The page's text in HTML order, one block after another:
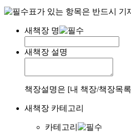
표가 있는 항목은 반드시 기
새책장 명
새책장 설명
책장설명은 [내 책장/책장목
새책장 카테고리
카테고리